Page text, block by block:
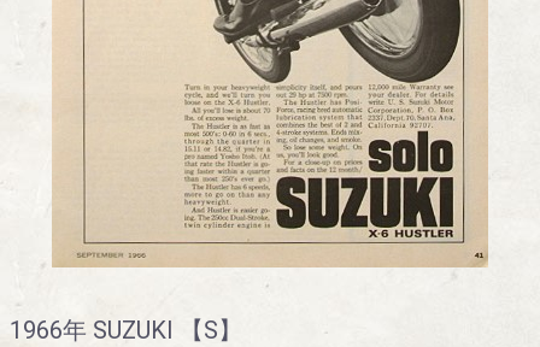
1966年 SUZUKI 【S】